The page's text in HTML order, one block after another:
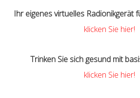
Ihr eigenes virtuelles Radionikgerät
klicken Sie hier!
Trinken Sie sich gesund mit
klicken Sie hier!